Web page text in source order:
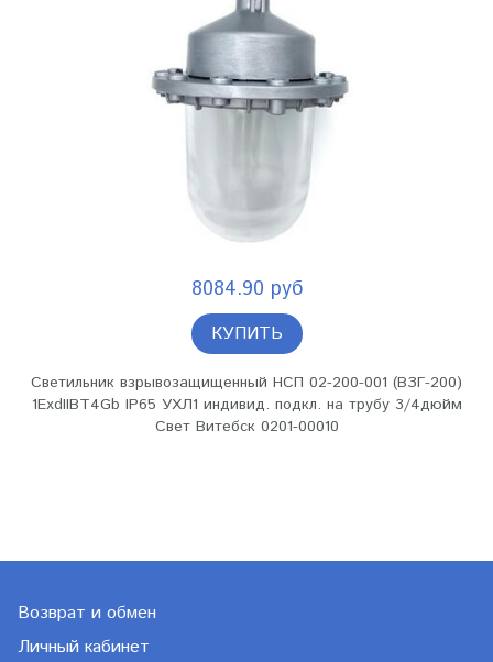
8084.90 руб
КУПИТЬ
Светильник взрывозащищенный НСП 02-200-001 (ВЗГ-200)
1ExdIIBT4Gb IP65 УХЛ1 индивид. подкл. на трубу 3/4дюйм
Свет Витебск 0201-00010
Возврат и обмен
Личный кабинет